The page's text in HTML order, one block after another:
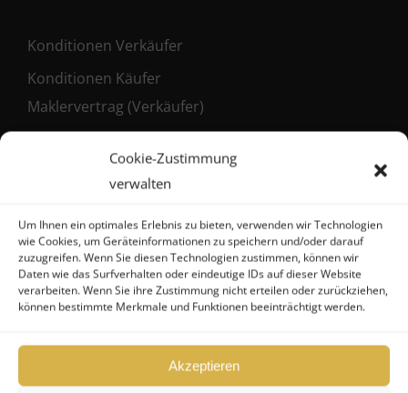
Cookie-Zustimmung
verwalten
Um Ihnen ein optimales Erlebnis zu bieten, verwenden wir Technologien
wie Cookies, um Geräteinformationen zu speichern und/oder darauf
zuzugreifen. Wenn Sie diesen Technologien zustimmen, können wir
Daten wie das Surfverhalten oder eindeutige IDs auf dieser Website
verarbeiten. Wenn Sie ihre Zustimmung nicht erteilen oder zurückziehen,
können bestimmte Merkmale und Funktionen beeinträchtigt werden.
Akzeptieren
Konditionen Verkäufer
Konditionen Käufer
Maklervertrag (Verkäufer)
Kontakt
FHG